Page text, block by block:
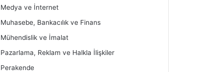
Medya ve İnternet
Muhasebe, Bankacılık ve Finans
Mühendislik ve İmalat
Pazarlama, Reklam ve Halkla İlişkiler
Perakende